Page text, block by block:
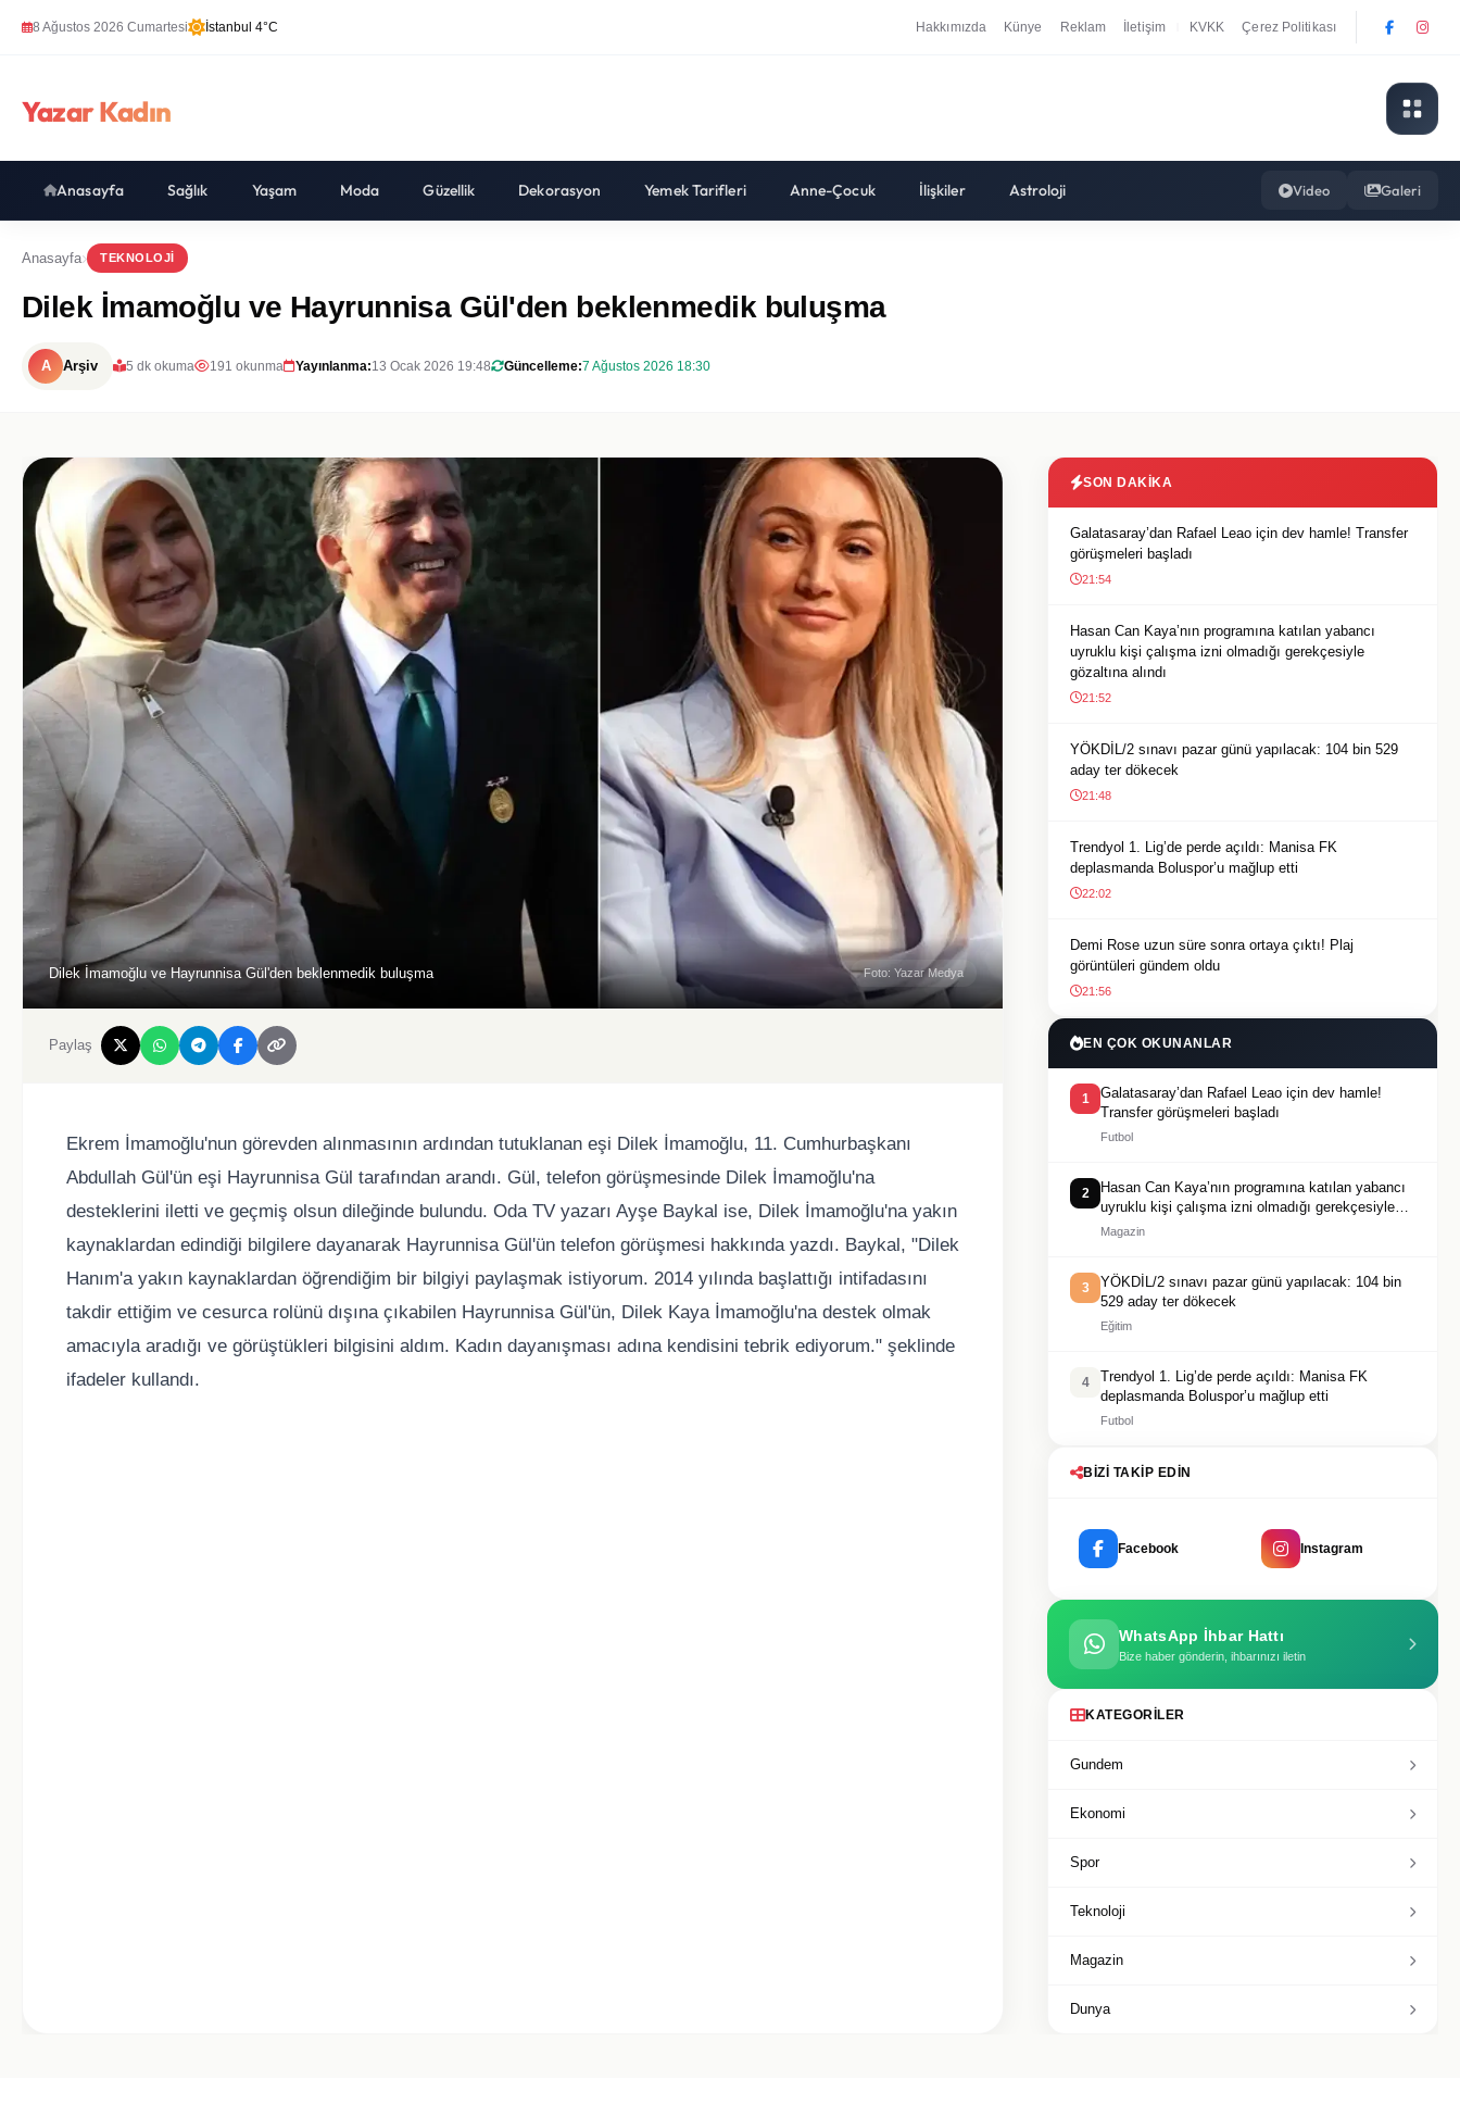
8 Ağustos 2026 Cumartesi İstanbul 4°C Hakkımızda Künye Reklam İletişim KVKK Çerez Politikası
Yazar Kadın
Anasayfa Sağlık Yaşam Moda Güzellik Dekorasyon Yemek Tarifleri Anne-Çocuk İlişkiler Astroloji Video Galeri
Anasayfa TEKNOLOJI
Dilek İmamoğlu ve Hayrunnisa Gül'den beklenmedik buluşma
A Arşiv 5 dk okuma 191 okunma Yayınlanma:13 Ocak 2026 19:48 Güncelleme:7 Ağustos 2026 18:30
Dilek İmamoğlu ve Hayrunnisa Gül'den beklenmedik buluşma Foto: Yazar Medya
Paylaş
Ekrem İmamoğlu'nun görevden alınmasının ardından tutuklanan eşi Dilek İmamoğlu, 11. Cumhurbaşkanı
Abdullah Gül'ün eşi Hayrunnisa Gül tarafından arandı. Gül, telefon görüşmesinde Dilek İmamoğlu'na
desteklerini iletti ve geçmiş olsun dileğinde bulundu. Oda TV yazarı Ayşe Baykal ise, Dilek İmamoğlu'na yakın
kaynaklardan edindiği bilgilere dayanarak Hayrunnisa Gül'ün telefon görüşmesi hakkında yazdı. Baykal, "Dilek
Hanım'a yakın kaynaklardan öğrendiğim bir bilgiyi paylaşmak istiyorum. 2014 yılında başlattığı intifadasını
takdir ettiğim ve cesurca rolünü dışına çıkabilen Hayrunnisa Gül'ün, Dilek Kaya İmamoğlu'na destek olmak
amacıyla aradığı ve görüştükleri bilgisini aldım. Kadın dayanışması adına kendisini tebrik ediyorum." şeklinde
ifadeler kullandı.
SON DAKIKA
Galatasaray’dan Rafael Leao için dev hamle! Transfer
görüşmeleri başladı
21:54
Hasan Can Kaya’nın programına katılan yabancı
uyruklu kişi çalışma izni olmadığı gerekçesiyle
gözaltına alındı
21:52
YÖKDİL/2 sınavı pazar günü yapılacak: 104 bin 529
aday ter dökecek
21:48
Trendyol 1. Lig’de perde açıldı: Manisa FK
deplasmanda Boluspor’u mağlup etti
22:02
Demi Rose uzun süre sonra ortaya çıktı! Plaj
görüntüleri gündem oldu
21:56
EN ÇOK OKUNANLAR
1
Galatasaray’dan Rafael Leao için dev hamle!
Transfer görüşmeleri başladı
Futbol
2
Hasan Can Kaya’nın programına katılan yabancı
uyruklu kişi çalışma izni olmadığı gerekçesiyle
gözaltına alındı
Magazin
3
YÖKDİL/2 sınavı pazar günü yapılacak: 104 bin
529 aday ter dökecek
Eğitim
4
Trendyol 1. Lig’de perde açıldı: Manisa FK
deplasmanda Boluspor’u mağlup etti
Futbol
BIZI TAKIP EDIN
Facebook Instagram
WhatsApp İhbar Hattı
Bize haber gönderin, ihbarınızı iletin
KATEGORILER
Gundem
Ekonomi
Spor
Teknoloji
Magazin
Dunya